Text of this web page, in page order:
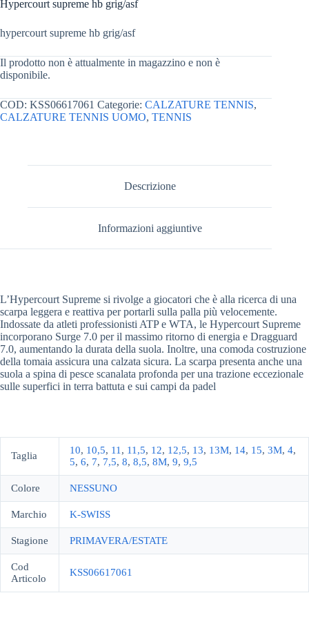
Hypercourt supreme hb grig/asf
hypercourt supreme hb grig/asf
Il prodotto non è attualmente in magazzino e non è
disponibile.
COD: KSS06617061 Categorie: CALZATURE TENNIS,
CALZATURE TENNIS UOMO, TENNIS
Descrizione
Informazioni aggiuntive
L’Hypercourt Supreme si rivolge a giocatori che è alla ricerca di una
scarpa leggera e reattiva per portarli sulla palla più velocemente.
Indossate da atleti professionisti ATP e WTA, le Hypercourt Supreme
incorporano Surge 7.0 per il massimo ritorno di energia e Dragguard
7.0, aumentando la durata della suola. Inoltre, una comoda costruzione
della tomaia assicura una calzata sicura. La scarpa presenta anche una
suola a spina di pesce scanalata profonda per una trazione eccezionale
sulle superfici in terra battuta e sui campi da padel
Taglia 10, 10,5, 11, 11,5, 12, 12,5, 13, 13M, 14, 15, 3M, 4,
5, 6, 7, 7,5, 8, 8,5, 8M, 9, 9,5
Colore NESSUNO
Marchio K-SWISS
Stagione PRIMAVERA/ESTATE
Cod
Articolo
KSS06617061